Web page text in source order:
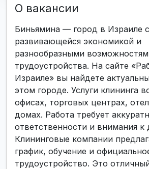
О вакансии
Биньямина — город в Израиле с
развивающейся экономикой и
разнообразными
трудоустройства. На сайте
Израиле» вы найдете
этом городе. Услуги клининга
офисах, торговых центрах,
домах. Работа требует
ответственности и внимания к
Клининговые компании
график, обучение и
трудоустройство. Это